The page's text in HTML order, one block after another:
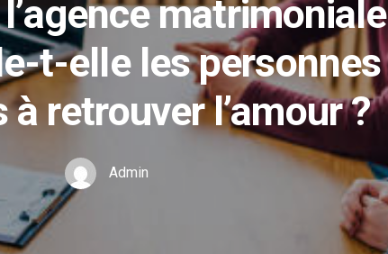
matrimoniale
t-elle les personnes
retrouver l’amour ?
Admin